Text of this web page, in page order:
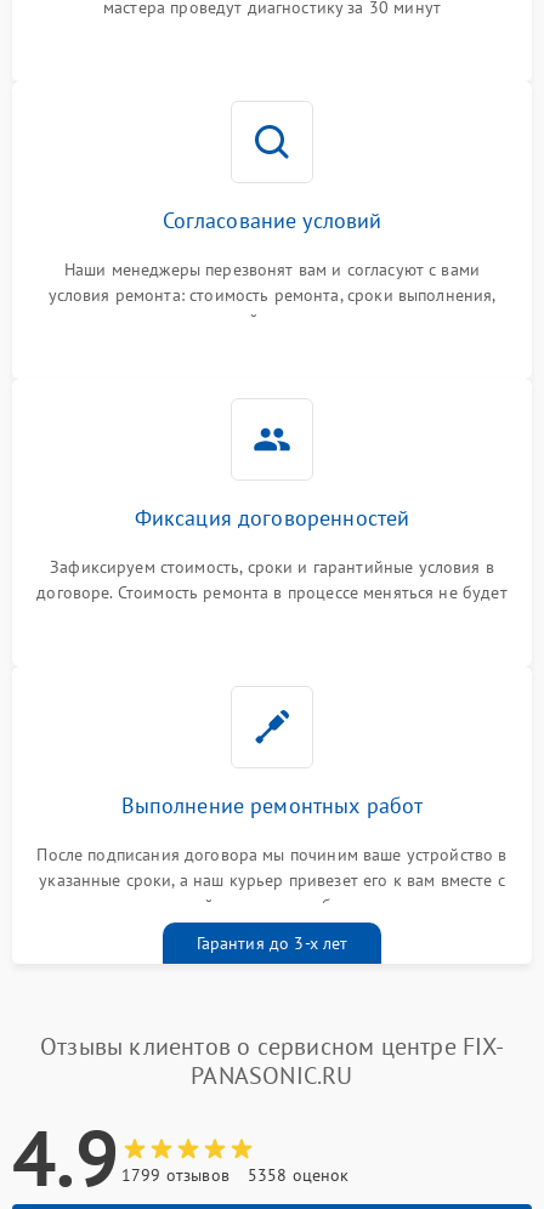
мастера проведут диагностику за 30 минут
Согласование условий
Наши менеджеры перезвонят вам и согласуют с вами
условия ремонта: стоимость ремонта, сроки выполнения,
гарантийные условия
Фиксация договоренностей
Зафиксируем стоимость, сроки и гарантийные условия в
договоре. Стоимость ремонта в процессе меняться не будет
Выполнение ремонтных работ
После подписания договора мы починим ваше устройство в
указанные сроки, а наш курьер привезет его к вам вместе с
гарантийным талоном бесплатно
Гарантия до 3-х лет
Отзывы клиентов о сервисном центре FIX-
PANASONIC.RU
4.9 1799 отзывов 5358 оценок